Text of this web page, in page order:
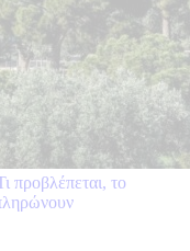
προβλέπεται, το